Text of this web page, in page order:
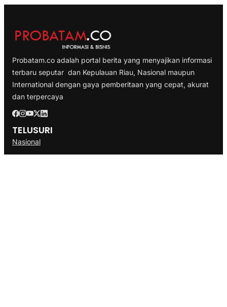
Probatam.co adalah portal berita yang menyajikan informasi
terbaru seputar dan Kepulauan Riau, Nasional maupun
International dengan gaya pemberitaan yang cepat, akurat
dan terpercaya
TELUSURI
Nasional